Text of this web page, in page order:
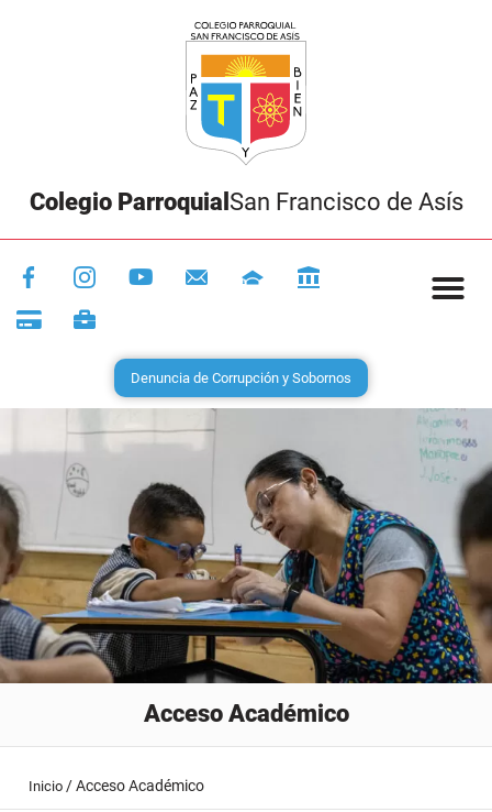
Colegio Parroquial San Francisco de Asís
Denuncia de Corrupción y Sobornos
Acceso Académico
Inicio /Acceso Académico